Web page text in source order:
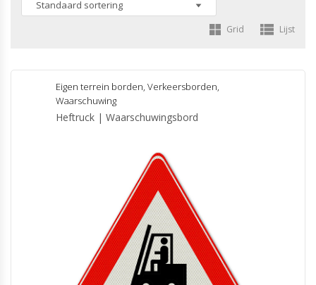
Grid Lijst
Eigen terrein borden, Verkeersborden,
Waarschuwing
Heftruck | Waarschuwingsbord